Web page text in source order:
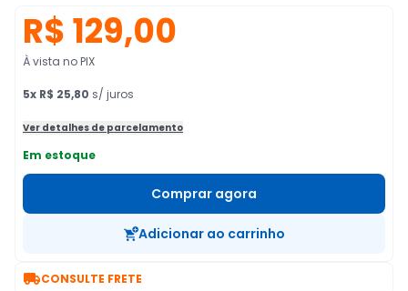
R$ 129,00
À vista no PIX
5x R$ 25,80 s/ juros
Ver detalhes de parcelamento
Em estoque
Comprar agora
Adicionar ao carrinho
CONSULTE FRETE